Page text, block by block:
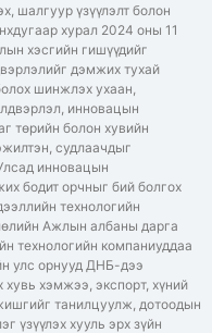
шалгуур үзүүлэлт болон
хурал 2024 оны 11
хэсгийн гишүүдийг
дэмжих тухай
шинжлэх ухаан,
инновацын
төрийн болон хувийн
судлаачдыг
инновацын
бодит орчныг бий болгох
технологийн
Ажлын албаны дарга
технологийн компаниуддаа
улс орнууд ДНБ-дээ
хэмжээ, экспорт, хүний
танилцуулж, дотоодын
үзүүлэх хууль эрх зүйн